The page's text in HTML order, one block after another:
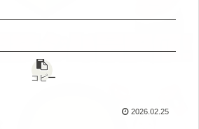
コピー
2026.02.25